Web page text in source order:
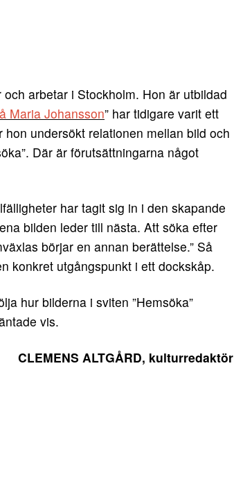
arbetar i Stockholm. Hon är utbildad
Maria Johansson” har tidigare varit ett
undersökt relationen mellan bild och
Där är förutsättningarna något
har tagit sig in i den skapande
bilden leder till nästa. Att söka efter
börjar en annan berättelse.” Så
konkret utgångspunkt i ett dockskåp.
hur bilderna i sviten ”Hemsöka”
vis.
CLEMENS ALTGÅRD, kulturredaktör